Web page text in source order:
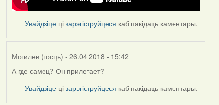
Увайдзіце цізарэгіструйцеся каб пакідаць каментары.
Могилев (госць) - 26.04.2018 - 15:42
А где самец? Он прилетает?
Увайдзіце цізарэгіструйцеся каб пакідаць каментары.